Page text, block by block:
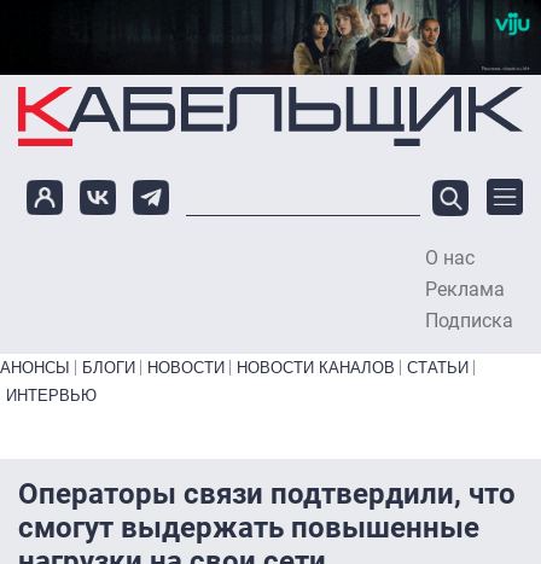
Перейти к основному содержанию
О нас
Реклама
Подписка
Primary links bottom
АНОНСЫ БЛОГИ НОВОСТИ НОВОСТИ КАНАЛОВ
СТАТЬИ
ИНТЕРВЬЮ
Операторы связи подтвердили, что
смогут выдержать повышенные